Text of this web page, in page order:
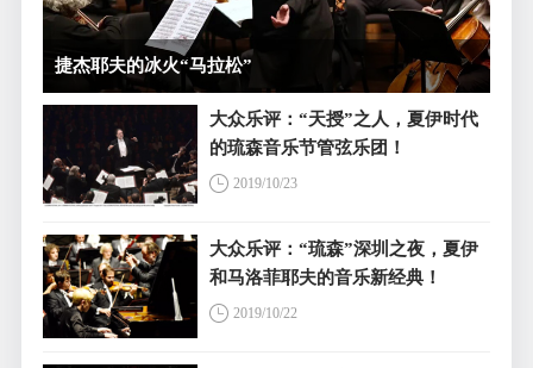
捷杰耶夫的冰火“马拉松”
大众乐评：“天授”之人，夏伊时代
的琉森音乐节管弦乐团！
2019/10/23
大众乐评：“琉森”深圳之夜，夏伊
和马洛菲耶夫的音乐新经典！
2019/10/22